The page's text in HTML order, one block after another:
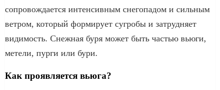
сопровождается интенсивным снегопадом и сильным
ветром, который формирует сугробы и затрудняет
видимость. Снежная буря может быть частью вьюги,
метели, пурги или бури.
Как проявляется вьюга?